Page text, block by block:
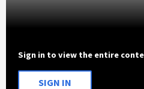
Sign in to view the entire
SIGN IN